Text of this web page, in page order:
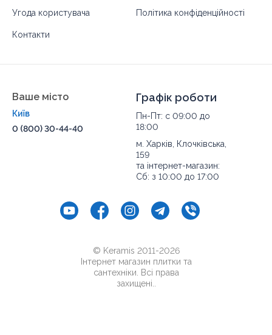
Угода користувача Політика конфіденційності
Контакти
Ваше місто
Київ
0 (800) 30-44-40
Графік роботи
Пн-Пт: с 09:00 до
18:00
м. Харків, Клочківська,
159
та інтернет-магазин:
Сб: з 10:00 до 17:00
© Keramis 2011-2026
Інтернет магазин плитки та
сантехніки. Всі права
захищені..